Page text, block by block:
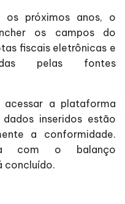
os próximos anos, o
os campos do
fiscais eletrônicas e
pelas fontes
acessar a plataforma
inseridos estão
a conformidade.
com o balanço
concluído.